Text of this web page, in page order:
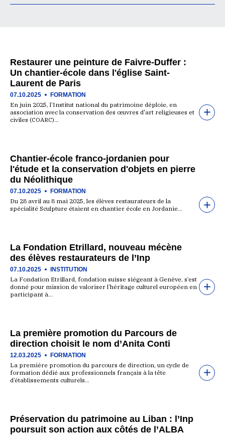
Restaurer une peinture de Faivre-Duffer :
Un chantier-école dans l'église Saint-
Laurent de Paris
07.10.2025 FORMATION
En juin 2025, l’Institut national du patrimoine déploie, en
association avec la conservation des œuvres d'art religieuses et
civiles (COARC)…
Chantier-école franco-jordanien pour
l'étude et la conservation d'objets en pierre
du Néolithique
07.10.2025 FORMATION
Du 28 avril au 8 mai 2025, les élèves restaurateurs de la
spécialité Sculpture étaient en chantier école en Jordanie…
La Fondation Etrillard, nouveau mécène
des élèves restaurateurs de l’Inp
07.10.2025 INSTITUTION
La Fondation Etrillard, fondation suisse siégeant à Genève, s’est
donné pour mission de valoriser l’héritage culturel européen en
participant à…
La première promotion du Parcours de
direction choisit le nom d’Anita Conti
12.03.2025 FORMATION
La première promotion du parcours de direction, un cycle de
formation dédié aux professionnels français à la tête
d’établissements culturels…
Préservation du patrimoine au Liban : l’Inp
poursuit son action aux côtés de l’ALBA